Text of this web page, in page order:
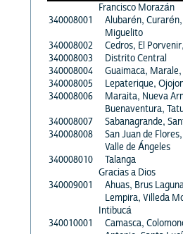
Francisco Morazán
340008001
Alubarén,
Miguelito
340008002
Cedros, El
340008003
Distrito Central
340008004
Guaimaca,
340008005
Lepaterique,
340008006
Maraita, Nueva
Buenaventura,
340008007
Sabanagrande,
340008008
San Juan de
Valle de Ángeles
340008010
Talanga
Gracias a Dios
340009001
Ahuas, Brus
Lempira, Villeda
Intibucá
340010001
Camasca,